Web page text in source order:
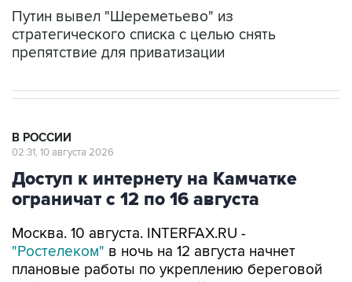
Путин вывел "Шереметьево" из
стратегического списка с целью снять
препятствие для приватизации
В РОССИИ
02:31, 10 августа 2026
Доступ к интернету на Камчатке
ограничат с 12 по 16 августа
Москва. 10 августа. INTERFAX.RU -
"Ростелеком" в ночь на 12 августа начнет
плановые работы по укреплению береговой